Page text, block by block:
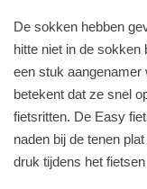
De sokken hebben
hitte niet in de sokken
een stuk aangenamer
betekent dat ze snel
fietsritten. De Easy
naden bij de tenen plat
druk tijdens het